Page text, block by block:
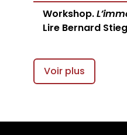
Workshop.
Lire Bernard
Voir plus